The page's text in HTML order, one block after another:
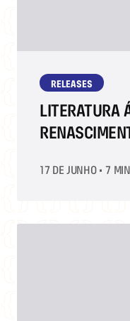
RELEASES
LITERATURA
17 DE JUNHO •7